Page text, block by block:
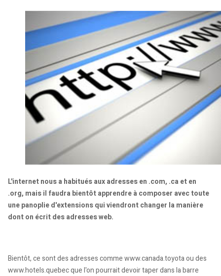
L'internet nous a habitués aux adresses en .com, .ca et en
.org, mais il faudra bientôt apprendre à composer avec toute
une panoplie d'extensions qui viendront changer la manière
dont on écrit des adresses web.
Bientôt, ce sont des adresses comme www.canada.toyota ou des
www.hotels.quebec que l'on pourrait devoir taper dans la barre